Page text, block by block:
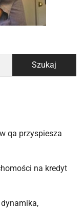
qa przyspiesza
na kredyt